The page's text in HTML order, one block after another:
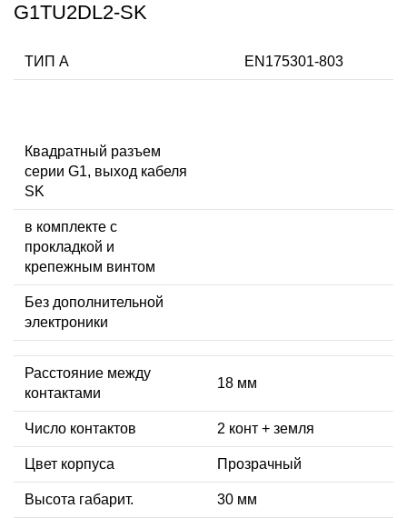
G1TU2DL2-SK
ТИП А EN175301-803
Квадратный разъем
серии G1, выход кабеля
SK
в комплекте с
прокладкой и
крепежным винтом
Без дополнительной
электроники
Расстояние между
контактами
18 мм
Число контактов 2 конт + земля
Цвет корпуса Прозрачный
Высота габарит. 30 мм